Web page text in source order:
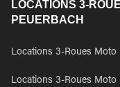
LOCATIONS 3-
PEUERBACH
Locations 3-Roues Moto
Locations 3-Roues Moto